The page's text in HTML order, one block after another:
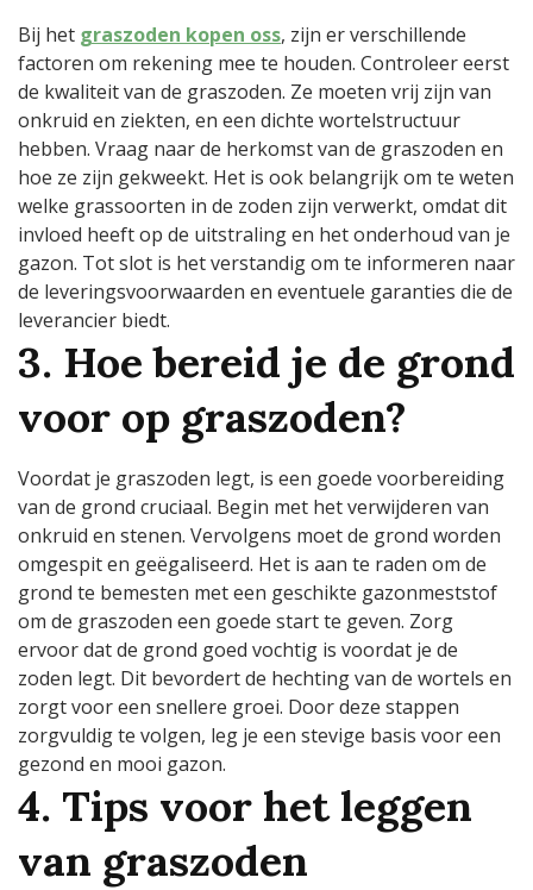
Bij het graszoden kopen oss, zijn er verschillende
factoren om rekening mee te houden. Controleer eerst
de kwaliteit van de graszoden. Ze moeten vrij zijn van
onkruid en ziekten, en een dichte wortelstructuur
hebben. Vraag naar de herkomst van de graszoden en
hoe ze zijn gekweekt. Het is ook belangrijk om te weten
welke grassoorten in de zoden zijn verwerkt, omdat dit
invloed heeft op de uitstraling en het onderhoud van je
gazon. Tot slot is het verstandig om te informeren naar
de leveringsvoorwaarden en eventuele garanties die de
leverancier biedt.
3. Hoe bereid je de grond
voor op graszoden?
Voordat je graszoden legt, is een goede voorbereiding
van de grond cruciaal. Begin met het verwijderen van
onkruid en stenen. Vervolgens moet de grond worden
omgespit en geëgaliseerd. Het is aan te raden om de
grond te bemesten met een geschikte gazonmeststof
om de graszoden een goede start te geven. Zorg
ervoor dat de grond goed vochtig is voordat je de
zoden legt. Dit bevordert de hechting van de wortels en
zorgt voor een snellere groei. Door deze stappen
zorgvuldig te volgen, leg je een stevige basis voor een
gezond en mooi gazon.
4. Tips voor het leggen
van graszoden